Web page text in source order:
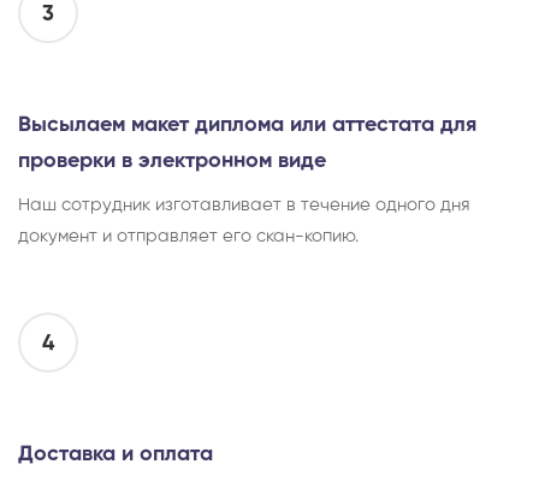
3
Высылаем макет диплома или аттестата для
проверки в электронном виде
Наш сотрудник изготавливает в течение одного дня
документ и отправляет его скан-копию.
4
Доставка и оплата